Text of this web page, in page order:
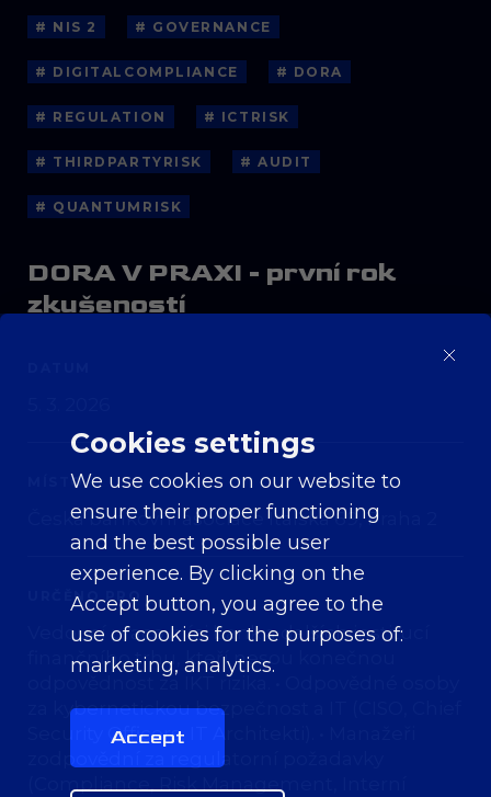
Cookies settings
We use cookies on our website to
ensure their proper functioning
and the best possible user
experience. By clicking on the
Accept button, you agree to the
use of cookies for the purposes of:
marketing, analytics.
Accept
# NIS 2 # GOVERNANCE
# DIGITALCOMPLIANCE # DORA
# REGULATION # ICTRISK
# THIRDPARTYRISK # AUDIT
# QUANTUMRISK
DORA V PRAXI - první rok
zkušeností
MÍSTO
Česká bankovní asociace Italská 69, Praha 2
URČĚNO PRO
Vedoucí pracovníci bank a dalších institucí
finančního trhu, kteří nesou konečnou
odpovědnost za IKT rizika. • Odpovědné osoby
za kybernetickou bezpečnost a IT (CISO, Chief
Security Officers, IT Architekti). • Manažeři
zodpovědní za regulatorní požadavky
(Compliance, Risk Management, Interní